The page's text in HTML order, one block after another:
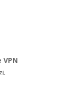
VPN